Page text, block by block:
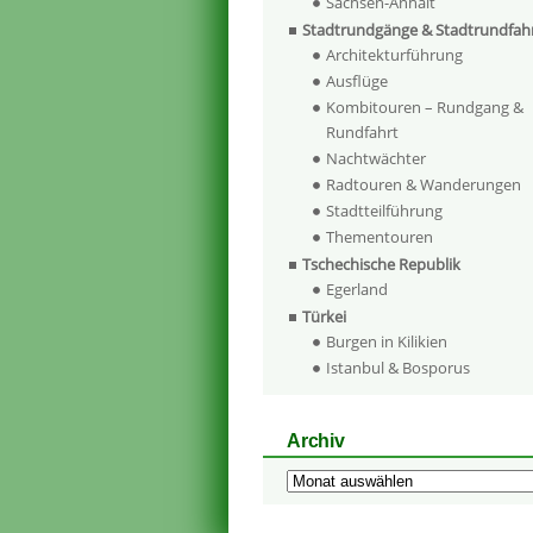
Stadtrundgänge &
Architekturführung
Ausflüge
Kombitouren – Rundgang &
Rundfahrt
Nachtwächter
Radtouren & Wanderungen
Stadtteilführung
Thementouren
Tschechische Republik
Egerland
Türkei
Burgen in Kilikien
Istanbul & Bosporus
Archiv
Archiv